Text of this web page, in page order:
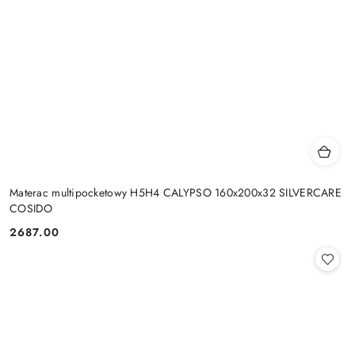
Materac multipocketowy H5H4 CALYPSO 160x200x32 SILVERCARE
COSIDO
Cena:
2687.00